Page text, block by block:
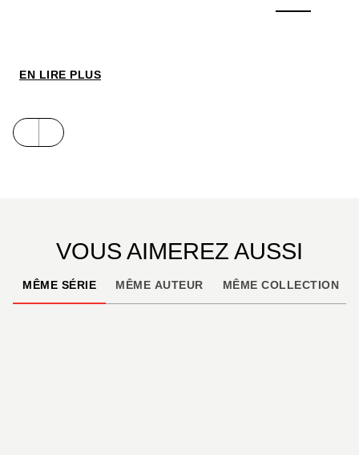
EN LIRE PLUS
VOUS AIMEREZ AUSSI
MÊME SÉRIE MÊME AUTEUR MÊME COLLECTION